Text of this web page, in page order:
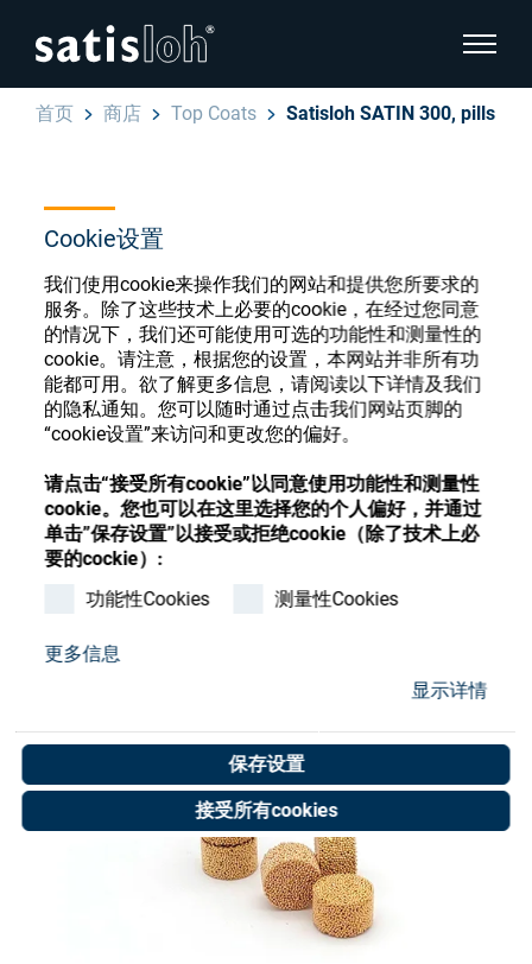
Cookie设置
我们使用cookie来操作我们的网站和提供您所要求的
服务。除了这些技术上必要的cookie，在经过您同意
的情况下，我们还可能使用可选的功能性和测量性的
cookie。请注意，根据您的设置，本网站并非所有功
能都可用。欲了解更多信息，请阅读以下详情及我们
的隐私通知。您可以随时通过点击我们网站页脚的
“cookie设置”来访问和更改您的偏好。
请点击“接受所有cookie”以同意使用功能性和测量性
cookie。您也可以在这里选择您的个人偏好，并通过
单击”保存设置”以接受或拒绝cookie（除了技术上必
要的cockie）:
功能性Cookies
测量性Cookies
更多信息
显示详情
保存设置
接受所有cookies
显示页
汉语
眼镜光学
精密光学
我们是谁
加入我们
联系我们
Store
隐藏页面导航
English
Deutsch
Español
Français
首页 商店 Top Coats Satisloh SATIN 300, pills
眼镜光学耗材商店
注册或登录以访问您的帐户，并了解我们的各
种眼镜光学耗材
注册 登录